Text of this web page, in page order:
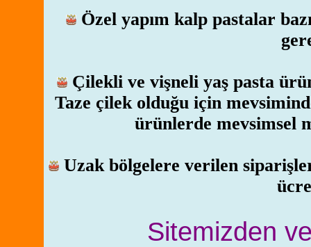
Özel yapım kalp pastalar
Çilekli ve vişneli yaş pasta
Taze çilek olduğu için
ürünlerde mevsimsel
Uzak bölgelere verilen
Sitemizden